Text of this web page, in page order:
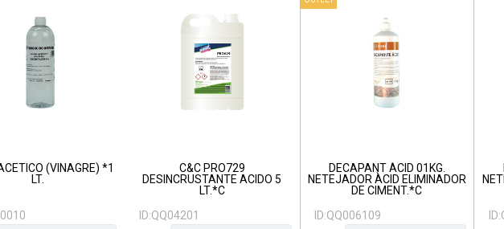
(VINAGRE) *1
LT.
C&C PRO729
DESINCRUSTANTE ACIDO 5
LT.*C
ID:QQ04201
DECAPANT ÀCID 01KG.
NETEJADOR ÀCID ELIMINADOR
DE CIMENT.*C
ID:QQ006109
ID: